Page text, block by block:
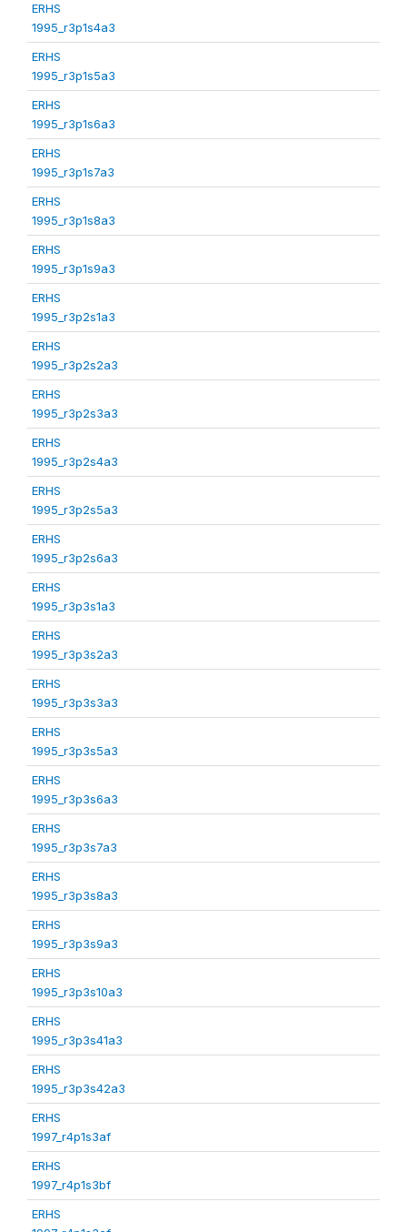
ERHS
1995_r3p1s4a3
ERHS
1995_r3p1s5a3
ERHS
1995_r3p1s6a3
ERHS
1995_r3p1s7a3
ERHS
1995_r3p1s8a3
ERHS
1995_r3p1s9a3
ERHS
1995_r3p2s1a3
ERHS
1995_r3p2s2a3
ERHS
1995_r3p2s3a3
ERHS
1995_r3p2s4a3
ERHS
1995_r3p2s5a3
ERHS
1995_r3p2s6a3
ERHS
1995_r3p3s1a3
ERHS
1995_r3p3s2a3
ERHS
1995_r3p3s3a3
ERHS
1995_r3p3s5a3
ERHS
1995_r3p3s6a3
ERHS
1995_r3p3s7a3
ERHS
1995_r3p3s8a3
ERHS
1995_r3p3s9a3
ERHS
1995_r3p3s10a3
ERHS
1995_r3p3s41a3
ERHS
1995_r3p3s42a3
ERHS
1997_r4p1s3af
ERHS
1997_r4p1s3bf
ERHS